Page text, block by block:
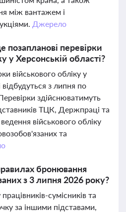
між вантажем і
Джерело
позапланові перевірки
у Херсонській області?
військового обліку у
відбудуться з липня по
здійснюватимуть
ТЦК, Держпраці та
військового обліку
та
бронювання
з 3 липня 2026 року?
сумісників та
за іншими підставами,